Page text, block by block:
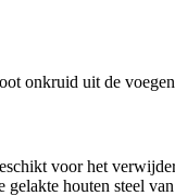
onkruid uit de
voor het
houten steel